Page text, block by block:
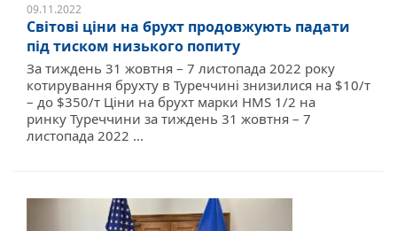
09.11.2022
Світові ціни на брухт продовжують падати
під тиском низького попиту
За тиждень 31 жовтня – 7 листопада 2022 року
котирування брухту в Туреччині знизилися на $10/т
– до $350/т Ціни на брухт марки HMS 1/2 на
ринку Туреччини за тиждень 31 жовтня – 7
листопада 2022 ...